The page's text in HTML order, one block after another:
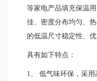
等家电产品填充保温
佳、密度分布均匀、
的低温尺寸稳定性、
具有如下特点：
1、 低气味环保，采